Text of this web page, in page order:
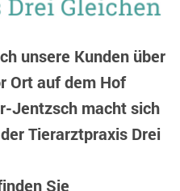
unsere Kunden über
Ort auf dem Hof
Jentzsch macht sich
Tierarztpraxis Drei
Sie